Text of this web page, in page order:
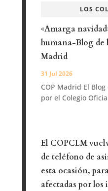
LOS
«Amarga
humana-Blog de
Madrid
31 Jul 2026
COP Madrid El
por el Colegio
El COPCLM
de teléfono de
esta ocasión,
afectadas por los